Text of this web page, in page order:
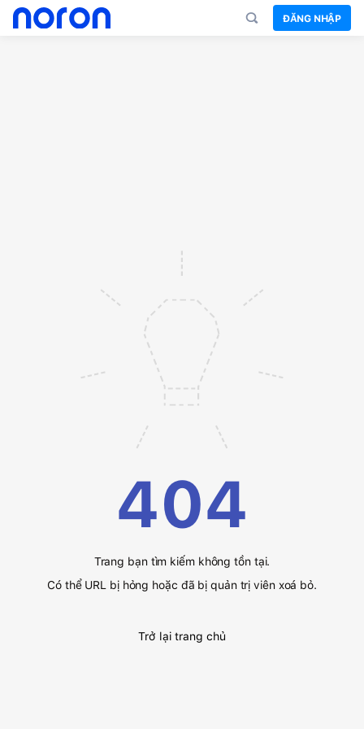
ĐĂNG NHẬP
404
Trang bạn tìm kiếm không tồn tại.
Có thể URL bị hỏng hoặc đã bị quản trị viên xoá bỏ.
Trở lại trang chủ